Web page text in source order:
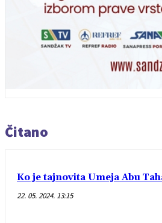
Čitano
Ko je tajnovita Umeja Abu
22. 05. 2024. 13:15